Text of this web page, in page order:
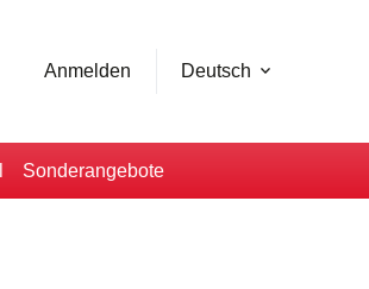
Anmelden Deutsch
Sonderangebote